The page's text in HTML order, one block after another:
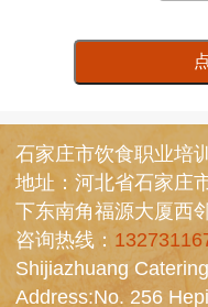
石家庄市饮食职业培
地址：河北省石家庄
下东南角福源大厦西邻
咨询热线：
Shijiazhuang
Address:No. 256